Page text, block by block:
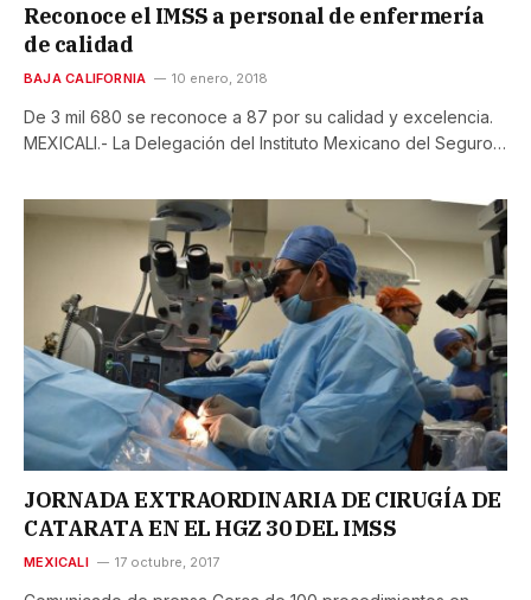
Reconoce el IMSS a personal de enfermería
de calidad
BAJA CALIFORNIA 10 enero, 2018
De 3 mil 680 se reconoce a 87 por su calidad y excelencia.
MEXICALI.- La Delegación del Instituto Mexicano del Seguro…
JORNADA EXTRAORDINARIA DE CIRUGÍA DE
CATARATA EN EL HGZ 30 DEL IMSS
MEXICALI 17 octubre, 2017